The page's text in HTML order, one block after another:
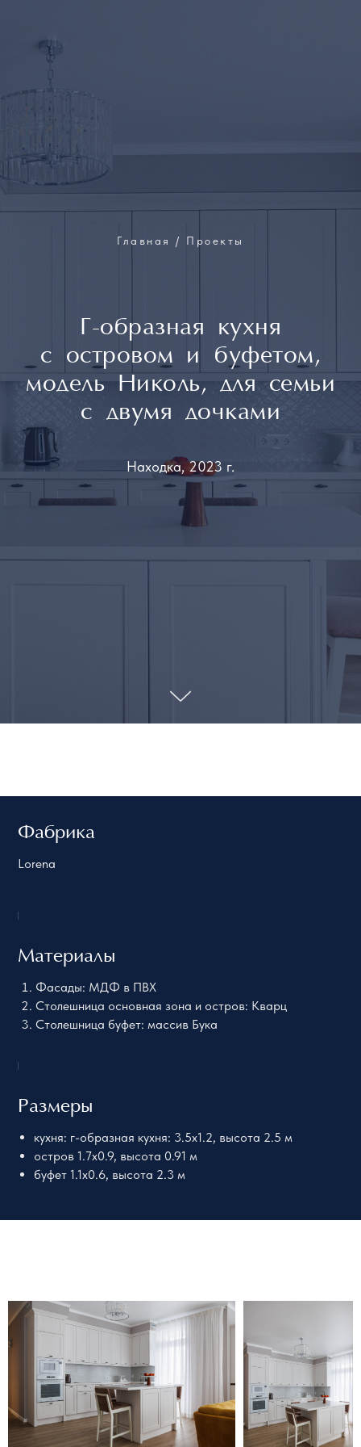
Главная / Проекты
Г-образная кухня
с островом и буфетом,
модель Николь, для семьи
с двумя дочками
Находка, 2023 г.
Фабрика
Lorena
Материалы
Фасады: МДФ в ПВХ
Столешница основная зона и остров: Кварц
Столешница буфет: массив Бука
Размеры
кухня: г-образная кухня: 3.5х1.2, высота 2.5 м
остров 1.7х0.9, высота 0.91 м
буфет 1.1х0.6, высота 2.3 м